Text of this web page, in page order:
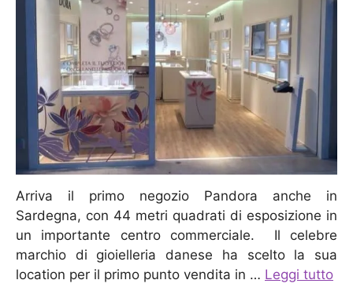
Arriva il primo negozio Pandora anche in
Sardegna, con 44 metri quadrati di esposizione in
un importante centro commerciale. Il celebre
marchio di gioielleria danese ha scelto la sua
location per il primo punto vendita in … Leggi tutto